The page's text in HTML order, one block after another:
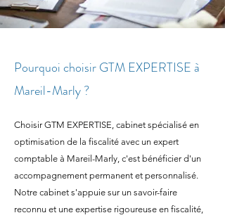
Pourquoi choisir GTM EXPERTISE à
Mareil-Marly ?
Choisir GTM EXPERTISE, cabinet spécialisé en
optimisation de la fiscalité avec un expert
comptable à Mareil-Marly, c'est bénéficier d'un
accompagnement permanent et personnalisé.
Notre cabinet s'appuie sur un savoir-faire
reconnu et une expertise rigoureuse en fiscalité,